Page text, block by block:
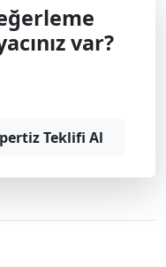
var?
Teklifi Al